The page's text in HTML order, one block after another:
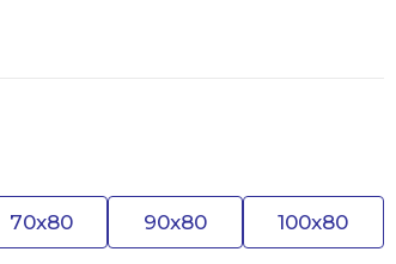
70x80 90x80 100x80